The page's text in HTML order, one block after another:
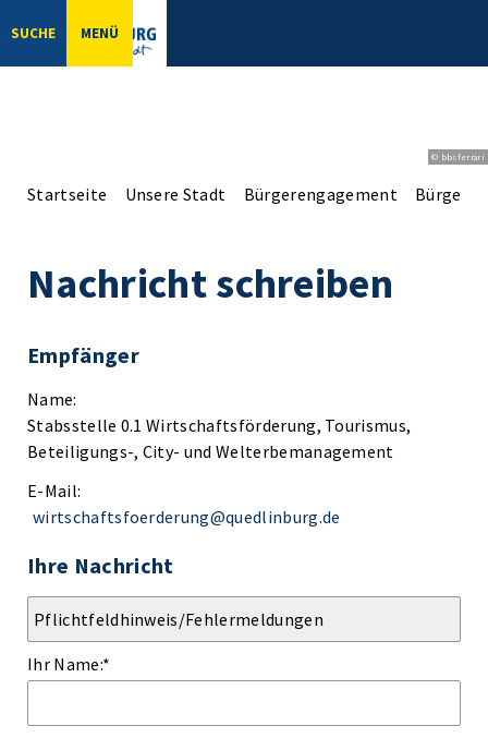
SUCHE MENÜ
© bbsferrari
Startseite Unsere Stadt Bürgerengagement
Nachricht schreiben
Empfänger
Name:
Stabsstelle 0.1 Wirtschaftsförderung, Tourismus,
Beteiligungs-, City- und Welterbemanagement
E-Mail:
wirtschaftsfoerderung@quedlinburg.de
Ihre Nachricht
Ihr Name:*